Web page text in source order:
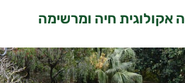
אקולוגית חיה ומרשימה